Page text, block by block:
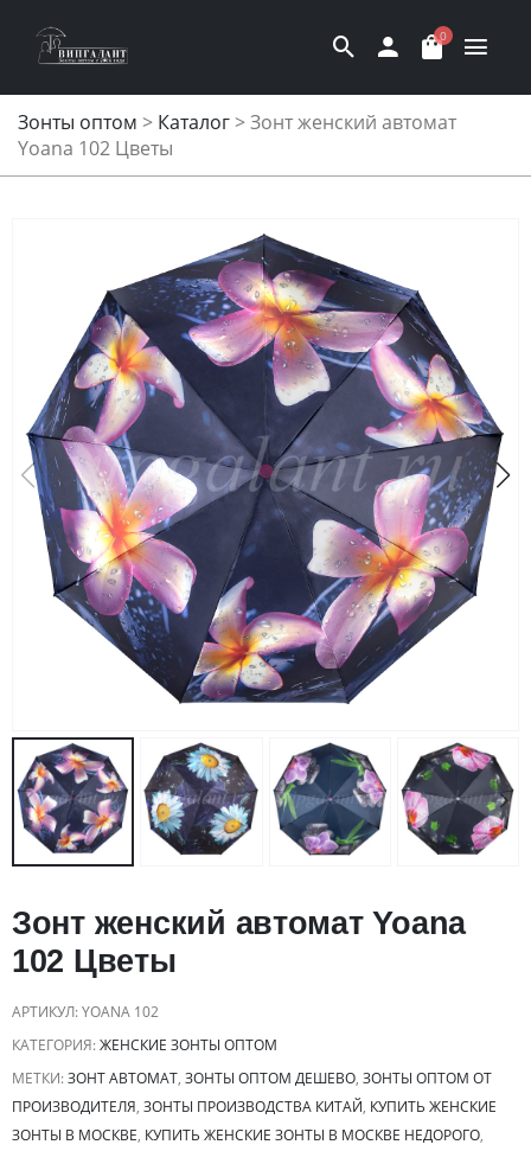
0
Зонты оптом > Каталог>Зонт женский автомат
Yoana 102 Цветы
Зонт женский автомат Yoana
102 Цветы
АРТИКУЛ:YOANA 102
КАТЕГОРИЯ:ЖЕНСКИЕ ЗОНТЫ ОПТОМ
МЕТКИ:ЗОНТ АВТОМАТ, ЗОНТЫ ОПТОМ ДЕШЕВО, ЗОНТЫ ОПТОМ ОТ
ПРОИЗВОДИТЕЛЯ, ЗОНТЫ ПРОИЗВОДСТВА КИТАЙ, КУПИТЬ ЖЕНСКИЕ
ЗОНТЫ В МОСКВЕ, КУПИТЬ ЖЕНСКИЕ ЗОНТЫ В МОСКВЕ НЕДОРОГО,